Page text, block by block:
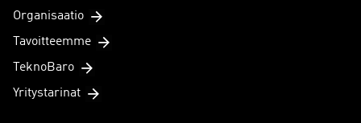
Organisaatio
Tavoitteemme
TeknoBaro
Yritystarinat